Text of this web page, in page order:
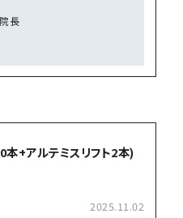
⻑
本+アルテミスリフト2本)
2025.11.02